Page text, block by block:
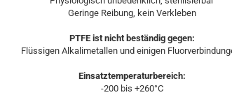
Geringe Reibung, kein Verkleben
PTFE ist nicht beständig gegen:
Flüssigen Alkalimetallen und einigen
Einsatztemperaturbereich:
-200 bis +260°C